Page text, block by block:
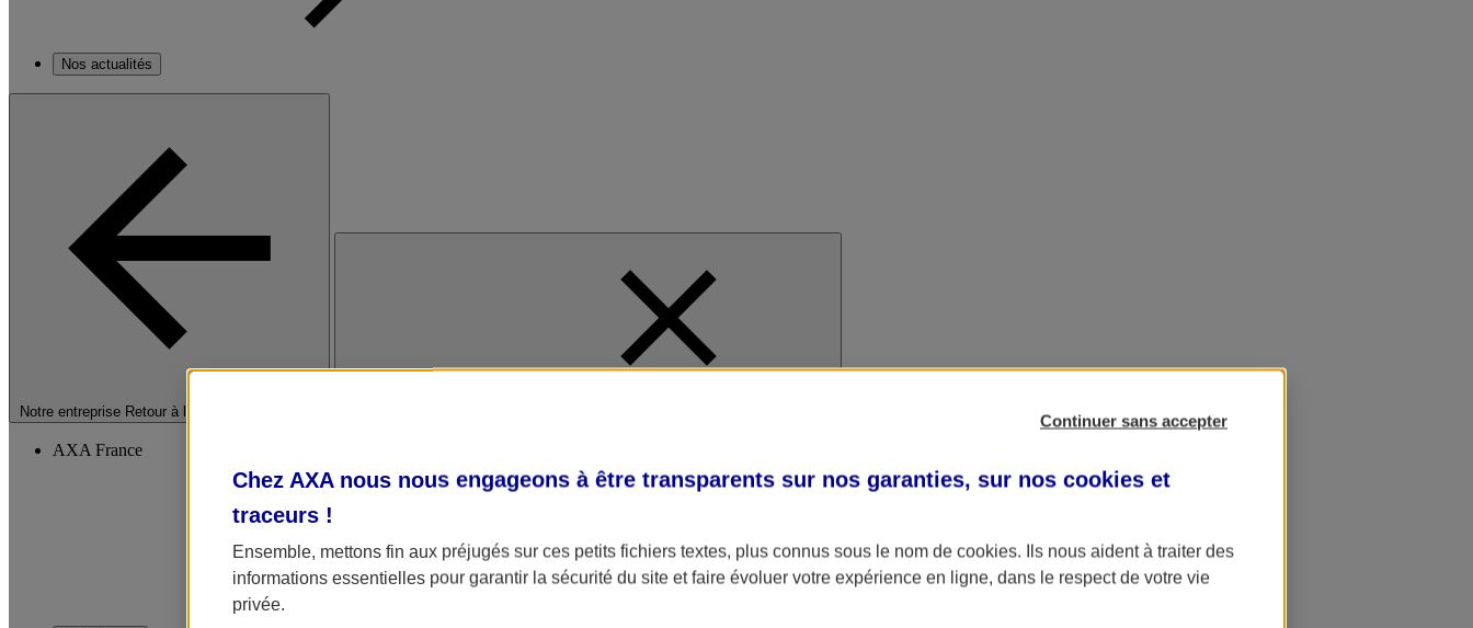
Nos actualités
Notre entreprise Retour à la section précédente
AXA France
Continuer sans accepter
Chez AXA nous nous engageons à être transparents sur nos garanties, sur nos cookies et
traceurs !
Ensemble, mettons fin aux préjugés sur ces petits fichiers textes, plus connus sous le nom de cookies. Ils nous aident à traiter des
informations essentielles pour garantir la sécurité du site et faire évoluer votre expérience en ligne, dans le respect de votre vie
privée.